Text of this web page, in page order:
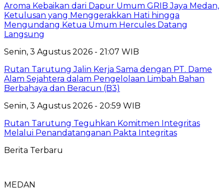
Aroma Kebaikan dari Dapur Umum GRIB Jaya Medan,
Ketulusan yang Menggerakkan Hati hingga
Mengundang Ketua Umum Hercules Datang
Langsung
Senin, 3 Agustus 2026 - 21:07 WIB
Rutan Tarutung Jalin Kerja Sama dengan PT. Dame
Alam Sejahtera dalam Pengelolaan Limbah Bahan
Berbahaya dan Beracun (B3)
Senin, 3 Agustus 2026 - 20:59 WIB
Rutan Tarutung Teguhkan Komitmen Integritas
Melalui Penandatanganan Pakta Integritas
Berita Terbaru
MEDAN